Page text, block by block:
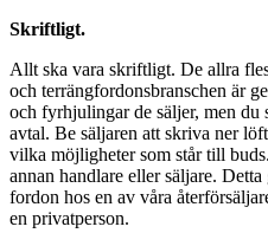
Skriftligt.
Allt ska vara skriftligt. De allra
och terrängfordonsbranschen är
och fyrhjulingar de säljer, men
avtal. Be säljaren att skriva ner
vilka möjligheter som står till
annan handlare eller säljare.
fordon hos en av våra
en privatperson.